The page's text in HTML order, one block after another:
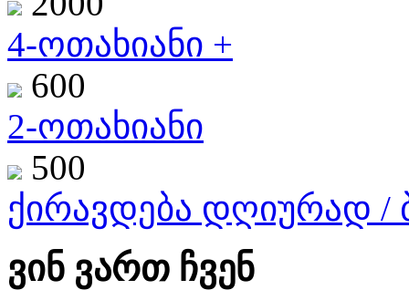
4-ოთახიანი +
600
2-ოთახიანი
500
ქირავდება დღიურად /
ვინ ვართ ჩვენ